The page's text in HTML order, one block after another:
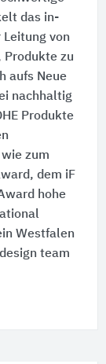
das in-
Leitung von
Produkte zu
aufs Neue
nachhaltig
Produkte
zum
dem iF
hohe
Westfalen
team